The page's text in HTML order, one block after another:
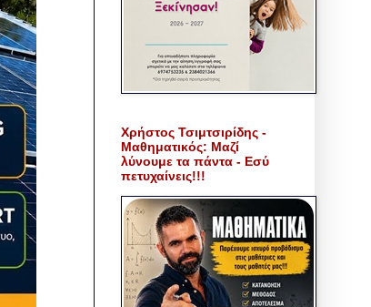
Χρήστος Τσιμτσιρίδης -
Μαθηματικός: Μαζί
λύνουμε τα πάντα - Εσύ
πετυχαίνεις!!!